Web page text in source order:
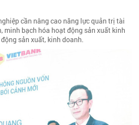
cần nâng cao năng lực quản trị tài
minh bạch hóa hoạt động sản xuất kinh
sản xuất, kinh doanh.